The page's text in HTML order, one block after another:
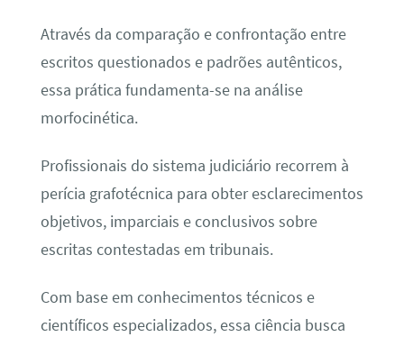
Através da comparação e confrontação entre
escritos questionados e padrões autênticos,
essa prática fundamenta-se na análise
morfocinética.
Profissionais do sistema judiciário recorrem à
perícia grafotécnica para obter esclarecimentos
objetivos, imparciais e conclusivos sobre
escritas contestadas em tribunais.
Com base em conhecimentos técnicos e
científicos especializados, essa ciência busca